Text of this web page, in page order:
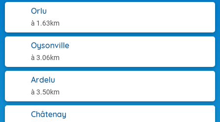
Orlu
à 1.63km
Oysonville
à 3.06km
Ardelu
à 3.50km
Châtenay